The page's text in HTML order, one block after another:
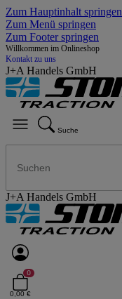
Zum Hauptinhalt springen
Zum Menü springen
Zum Footer springen
Willkommen im Onlineshop
Kontakt zu uns
J+A Handels GmbH
Suche
J+A Handels GmbH
0
0,00 €